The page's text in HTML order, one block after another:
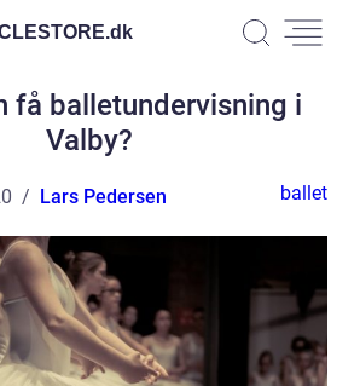
dk
få balletundervisning i
Valby?
Lars Pedersen ballet